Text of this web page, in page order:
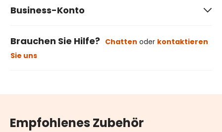
Business-Konto
Brauchen Sie Hilfe? Chatten oder kontaktieren
Sie uns
Empfohlenes Zubehör